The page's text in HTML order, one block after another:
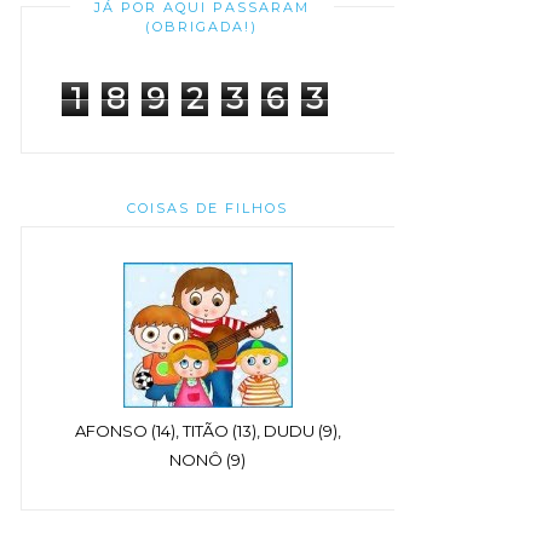
JÁ POR AQUI PASSARAM
(OBRIGADA!)
1 8 9 2 3 6 3
COISAS DE FILHOS
AFONSO (14), TITÃO (13), DUDU (9),
NONÔ (9)